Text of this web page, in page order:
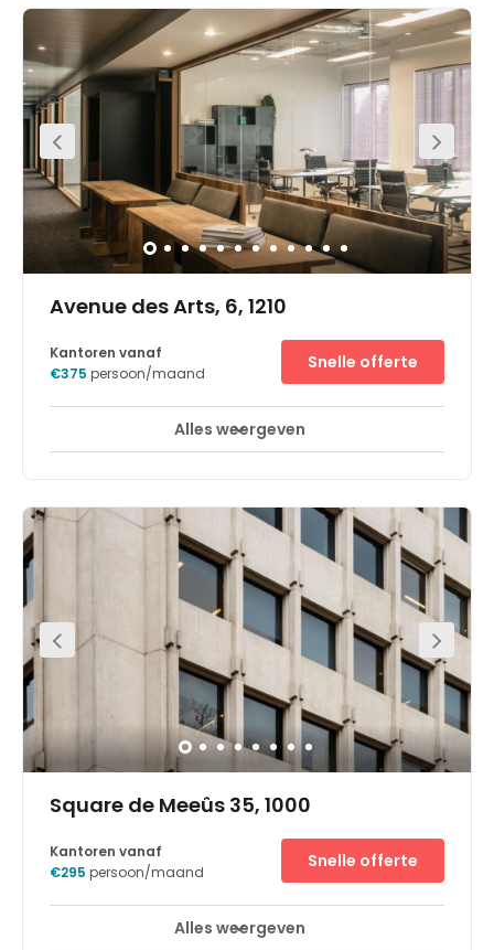
bloeiende Leopoldskwartier in Brussel, is net wat u zoekt.
Doe inspiratie op in onze sfeervolle business club, of stel
uw bedrijfsplan op met een kop kwaliteitskoffie in één van
onze mooie vergaderzalen. Met Spaces kunt u
gebruikmaken van een verzorgde kantoorruimte vol
gelijkgestemde professionals die openstaan voor nieuwe
samenwerking: de ideale groeikans voor uw bedrijf.Deze
locatie, gelegen tussen de belangrijkste EU-instellingen,
overheidsdiensten en bedrijven, stelt u in staat midden in
de actie uw bedrijf te runnen. Samen met de fantastische
bereikbaarheid is dat een formule voor succes. Onze
gedeelde energie helpt uw bedrijf in een
stroomversnelling terechtkomen.
Avenue des Arts, 6, 1210
Break-Out Ruimtes
Within walking distance will also find main European
institutions and government agencies. In this
neighbourhood will also find shopping facilities, trendy
eateries offering great cuisine and bars. Brussels central
station is only a short 7-minute walk away, making the
centre easily accessible using public transport links. The
location is also right beside the N20 ring road, giving
access to the heart of the central business district. With
secure car parking spaces offered on site can drive to
work without any hassle.
Kantoren vanaf
€375 persoon/maand
Snelle offerte
Alles weergeven
Square de Meeûs 35, 1000
Break-Out Ruimtes
Kantoren vanaf
€295 persoon/maand
Snelle offerte
Alles weergeven